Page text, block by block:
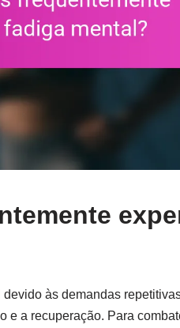
às demandas
a recuperação. Para